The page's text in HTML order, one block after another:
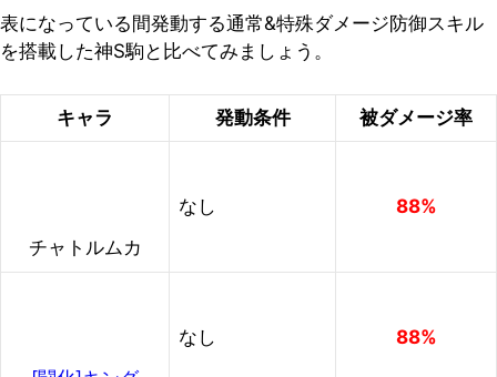
表になっている間発動する通常&特殊ダメージ防御スキル
を搭載した神S駒と比べてみましょう。
キャラ 発動条件 被ダメージ率
チャトルムカ
なし 88%
なし 88%